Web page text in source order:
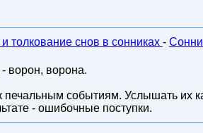
толкование снов в сонниках -
ворон, ворона.
событиям. Услышать их
- ошибочные поступки.